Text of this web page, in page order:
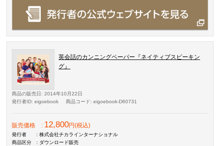
英会話のカンニングペーパー『ネイティブスピーキン
グ』
商品の販売日 : 2014年10月22日
発行者ID: eigoebook 商品コード: eigoebook-D60731
販売価格 : 12,800円(税込)
発行者
: 株式会社チカラインターナショナル
商品区分
: ダウンロード販売